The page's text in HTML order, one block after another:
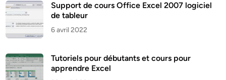
Support de cours Office Excel 2007 logiciel
de tableur
6 avril 2022
Tutoriels pour débutants et cours pour
apprendre Excel